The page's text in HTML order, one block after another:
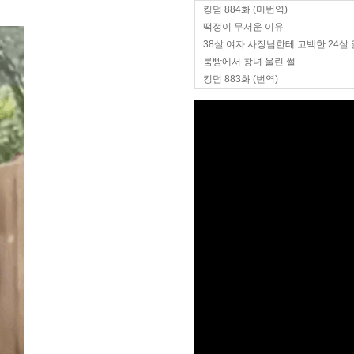
킹덤 884화 (미번역)
떡정이 무서운 이유
38살 여자 사장님한테 고백한 24살
룸빵에서 창녀 울린 썰
킹덤 883화 (번역)